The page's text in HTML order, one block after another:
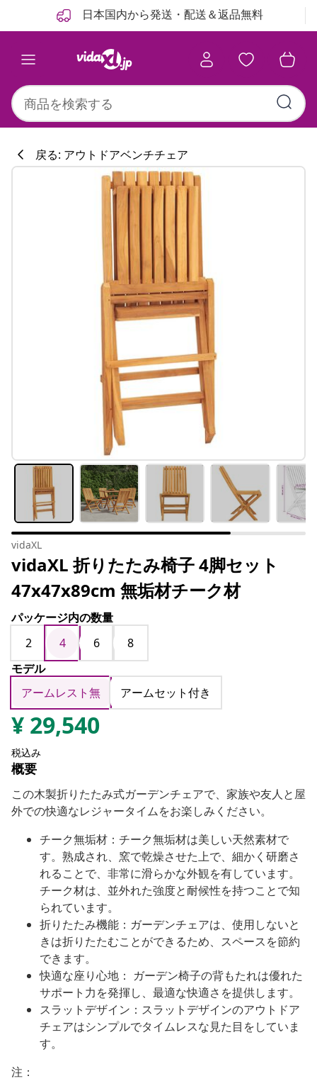
日本国内から発送・配送＆返品無料
戻る: アウトドアベンチチェア
vidaXL
vidaXL 折りたたみ椅子 4脚セット
47x47x89cm 無垢材チーク材
パッケージ内の数量
2
4 6
8
モデル
アームレスト無
アームセット付き
¥ 29,540
税込み
概要
この木製折りたたみ式ガーデンチェアで、家族や友人と屋
外での快適なレジャータイムをお楽しみください。
チーク無垢材：チーク無垢材は美しい天然素材で
す。熟成され、窯で乾燥させた上で、細かく研磨さ
れることで、非常に滑らかな外観を有しています。
チーク材は、並外れた強度と耐候性を持つことで知
られています。
折りたたみ機能：ガーデンチェアは、使用しないと
きは折りたたむことができるため、スペースを節約
できます。
快適な座り心地： ガーデン椅子の背もたれは優れた
サポート力を発揮し、最適な快適さを提供します。
スラットデザイン：スラットデザインのアウトドア
チェアはシンプルでタイムレスな見た目をしていま
す。
注：